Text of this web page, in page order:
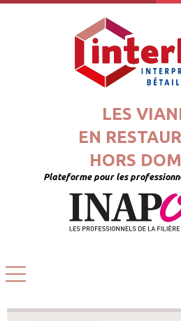
LES
EN
HORS
Plateforme pour les